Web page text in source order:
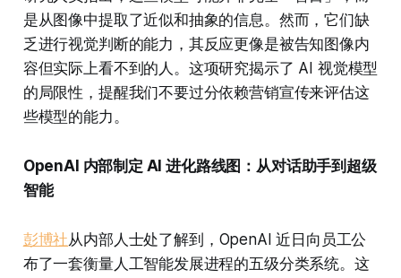
是从图像中提取了近似和抽象的信息。然而，它们缺
乏进行视觉判断的能力，其反应更像是被告知图像内
容但实际上看不到的人。这项研究揭示了 AI 视觉模型
的局限性，提醒我们不要过分依赖营销宣传来评估这
些模型的能力。
OpenAI 内部制定 AI 进化路线图：从对话助手到超级
智能
彭博社从内部人士处了解到，OpenAI 近日向员工公
布了一套衡量人工智能发展进程的五级分类系统。这